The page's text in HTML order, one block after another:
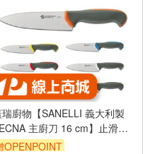
廚物【SANELLI 義大利製
主廚刀 16 cm】止滑柄
刀 調理刀 廚刀 主廚刀 西式
OPENPOINT